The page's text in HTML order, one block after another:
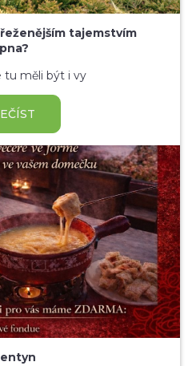
tajemstvím
tu měli být i vy